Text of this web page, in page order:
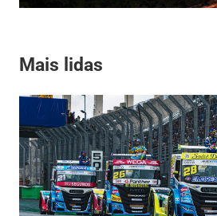
Mais lidas